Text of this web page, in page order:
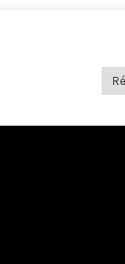
L’humanisme